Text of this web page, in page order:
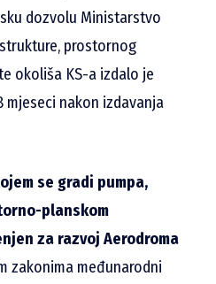
dozvolu Ministarstvo
prostornog
okoliša KS-a izdalo je
mjeseci nakon izdavanja
se gradi pumpa,
planskom
za razvoj Aerodroma
zakonima međunarodni